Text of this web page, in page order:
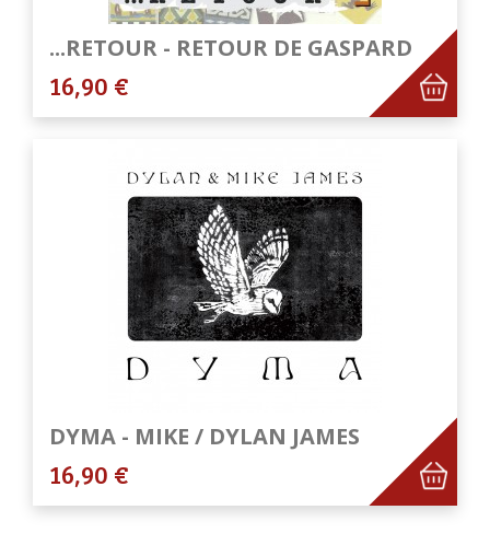
...RETOUR - RETOUR DE GASPARD
16,90 €
DYMA - MIKE / DYLAN JAMES
16,90 €